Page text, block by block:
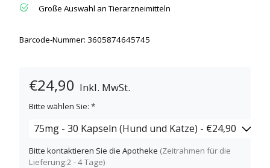
Barcode-Nummer: 3605874645745
Große Auswahl an Tierarzneimitteln
€24,90 Inkl. MwSt.
Bitte wählen Sie: *
Bitte kontaktieren Sie die Apotheke (Zeitrahmen für die
Lieferung:2 - 4 Tage)